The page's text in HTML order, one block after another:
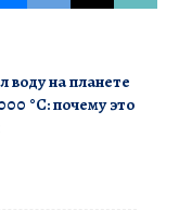
воду на планете
°C: почему это